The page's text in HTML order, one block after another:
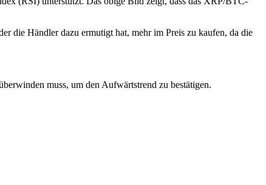
die Händler dazu ermutigt hat, mehr im Preis zu kaufen, da die
muss, um den Aufwärtstrend zu bestätigen.